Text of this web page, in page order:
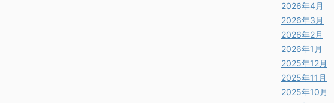
2026年4月
2026年3月
2026年2月
2026年1月
2025年12月
2025年11月
2025年10月